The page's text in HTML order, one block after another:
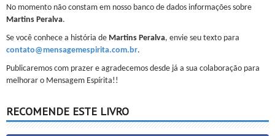
No momento não constam em nosso banco de dados informações sobre
Martins Peralva.
Se você conhece a história de Martins Peralva, envie seu texto para
contato@mensagemespirita.com.br.
Publicaremos com prazer e agradecemos desde já a sua colaboração para
melhorar o Mensagem Espírita!!
RECOMENDE ESTE LIVRO